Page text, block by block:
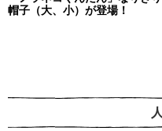
帽子（大、小）が登場！